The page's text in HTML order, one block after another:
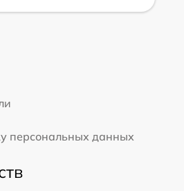
персональных данных